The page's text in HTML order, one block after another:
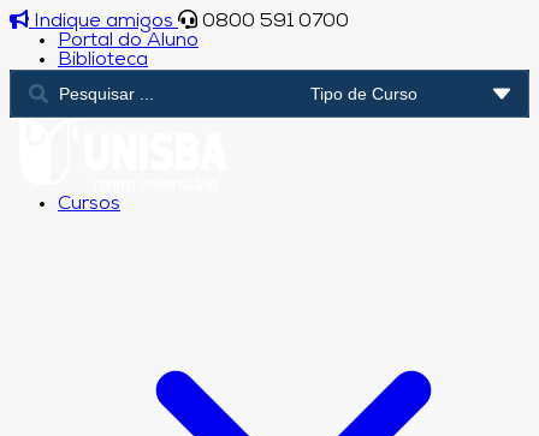
Indique amigos
0800 591 0700
Portal do Aluno
Biblioteca
Cursos